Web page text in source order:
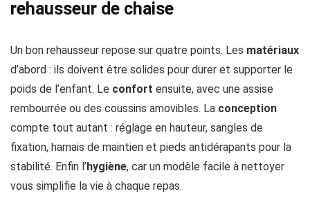
rehausseur de chaise
Un bon rehausseur repose sur quatre points. Les matériaux
d’abord : ils doivent être solides pour durer et supporter le
poids de l’enfant. Le confort ensuite, avec une assise
rembourrée ou des coussins amovibles. La conception
compte tout autant : réglage en hauteur, sangles de
fixation, harnais de maintien et pieds antidérapants pour la
stabilité. Enfin l’hygiène, car un modèle facile à nettoyer
vous simplifie la vie à chaque repas.